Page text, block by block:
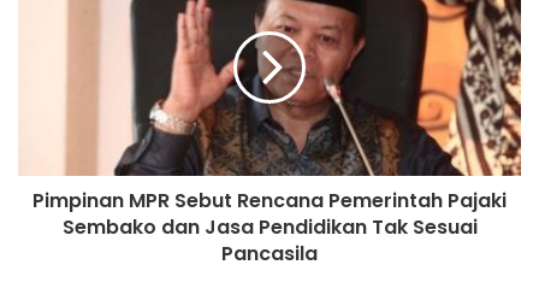
Pimpinan MPR Sebut Rencana Pemerintah Pajaki
Sembako dan Jasa Pendidikan Tak Sesuai
Pancasila